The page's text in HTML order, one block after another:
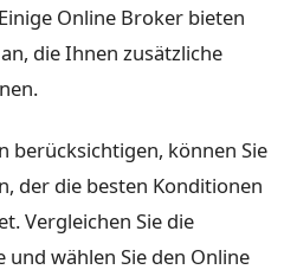
Einige Online Broker bieten
die Ihnen zusätzliche
berücksichtigen, können Sie
der die besten Konditionen
Vergleichen Sie die
wählen Sie den Online